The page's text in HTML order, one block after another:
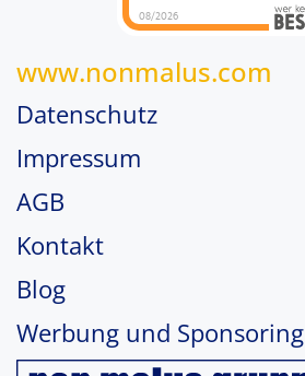
08/2026
www.nonmalus.com
Datenschutz
Impressum
AGB
Kontakt
Blog
Werbung und Sponsoring